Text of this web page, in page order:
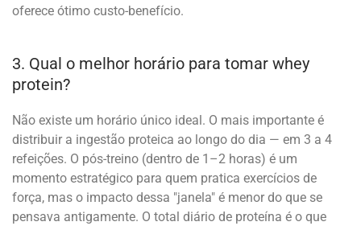
oferece ótimo custo-benefício.
3. Qual o melhor horário para tomar whey
protein?
Não existe um horário único ideal. O mais importante é
distribuir a ingestão proteica ao longo do dia — em 3 a 4
refeições. O pós-treino (dentro de 1–2 horas) é um
momento estratégico para quem pratica exercícios de
força, mas o impacto dessa "janela" é menor do que se
pensava antigamente. O total diário de proteína é o que